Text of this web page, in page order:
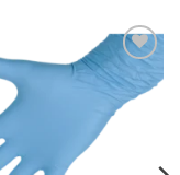
Zu den
Favoriten
hinzufügen